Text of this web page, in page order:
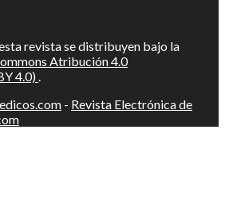
revista se distribuyen bajo la
Atribución 4.0
4.0) .
- Revista Electrónica de